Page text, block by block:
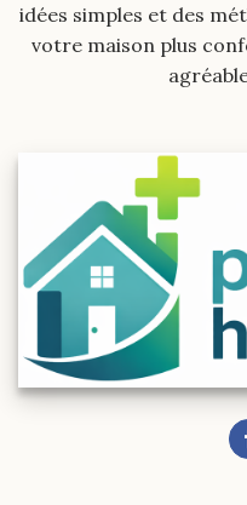
idées simples et des
votre maison plus